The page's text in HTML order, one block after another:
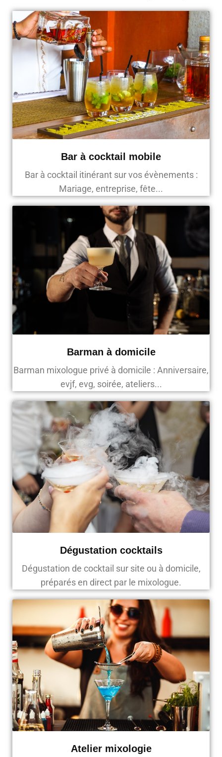
Bar à cocktail mobile
Bar à cocktail itinérant sur vos évènements :
Mariage, entreprise, fête...
Barman à domicile
Barman mixologue privé à domicile : Anniversaire,
evjf, evg, soirée, ateliers...
Dégustation cocktails
Dégustation de cocktail sur site ou à domicile,
préparés en direct par le mixologue.
Atelier mixologie